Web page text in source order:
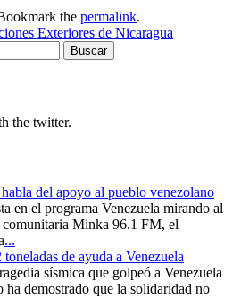
the permalink.
Exteriores de Nicaragua
the twitter.
del apoyo al pueblo venezolano
en el programa Venezuela mirando al
Minka 96.1 FM, el
...
de ayuda a Venezuela
sísmica que golpeó a Venezuela
ha demostrado que la solidaridad no